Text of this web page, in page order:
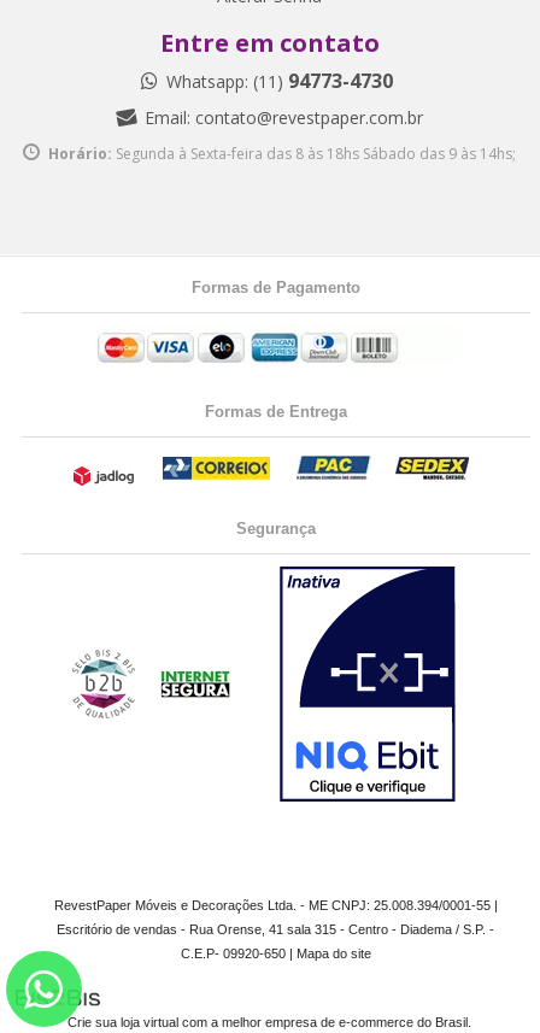
Entre em contato
Whatsapp: (11) 94773-4730
Email: contato@revestpaper.com.br
Horário: Segunda à Sexta-feira das 8 às 18hs Sábado das 9 às 14hs;
Formas de Pagamento
Formas de Entrega
Segurança
RevestPaper Móveis e Decorações Ltda. - ME CNPJ: 25.008.394/0001-55 |
Escritório de vendas - Rua Orense, 41 sala 315 - Centro - Diadema / S.P. -
C.E.P- 09920-650 | Mapa do site
Crie sua loja virtual com a melhor empresa de e-commerce do Brasil.